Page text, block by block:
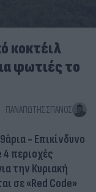
κοκτέιλ
φωτιές το
ΠΑΝΑΓΙΏΤΗΣ ΣΠΑΝΌΣ
- Επικίνδυνο
4 περιοχές
την Κυριακή
σε «Red Code»